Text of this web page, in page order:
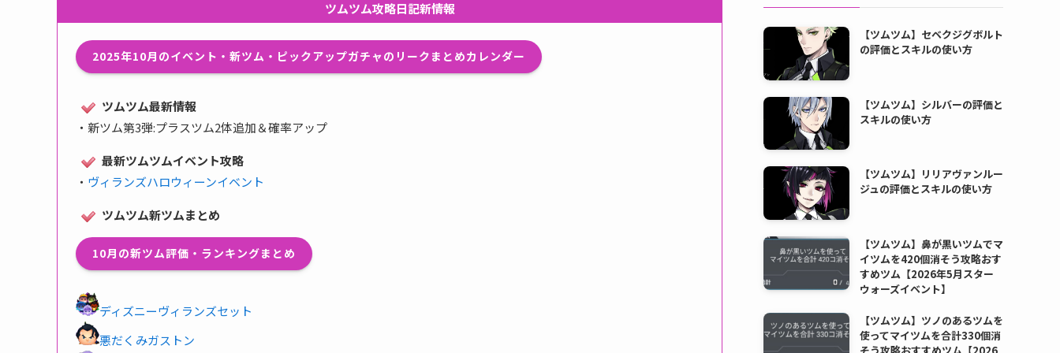
ツムツム攻略日記新情報
2025年10月のイベント・新ツム・ピックアップガチャのリークまとめカレンダー
ツムツム最新情報
・ 新ツム第3弾:プラスツム2体追加＆確率アップ
最新ツムツムイベント攻略
・ ヴィランズハロウィーンイベント
ツムツム新ツムまとめ
10月の新ツム評価・ランキングまとめ
ディズニーヴィランズセット
悪だくみガストン
【ツムツム】セベクジグボルト
の評価とスキルの使い方
【ツムツム】シルバーの評価と
スキルの使い方
【ツムツム】リリアヴァンルー
ジュの評価とスキルの使い方
【ツムツム】鼻が黒いツムでマ
イツムを420個消そう攻略おす
すめツム【2026年5月スター
ウォーズイベント】
【ツムツム】ツノのあるツムを
使ってマイツムを合計330個消